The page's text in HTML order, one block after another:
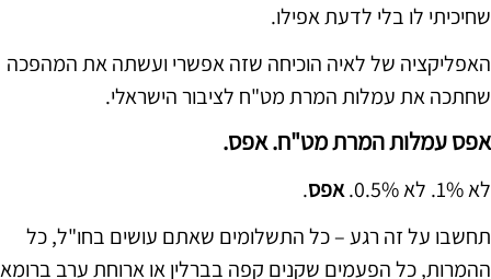
שחיכיתי לו בלי לדעת אפילו.
האפליקציה של לאיה הוכיחה שזה אפשרי ועשתה את המהפכה
שחתכה את עמלות המרת מט"ח לציבור הישראלי.
אפס עמלות המרת מט"ח. אפס.
לא 1%. לא 0.5%. אפס.
תחשבו על זה רגע – כל התשלומים שאתם עושים בחו"ל, כל
ההמרות, כל הפעמים שקנים קפה בברלין או ארוחת ערב ברומא